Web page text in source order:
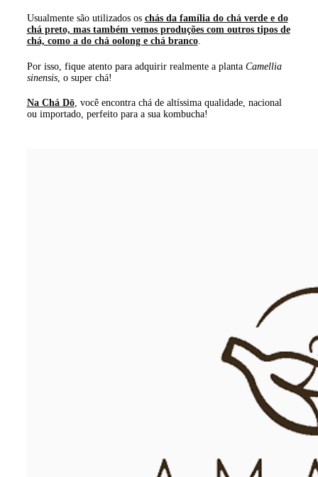
Usualmente são utilizados os chás da família do chá verde e do
chá preto, mas também vemos produções com outros tipos de
chá, como a do chá oolong e chá branco.
Por isso, fique atento para adquirir realmente a planta Camellia
sinensis, o super chá!
Na Chá Dō, você encontra chá de altíssima qualidade, nacional
ou importado, perfeito para a sua kombucha!